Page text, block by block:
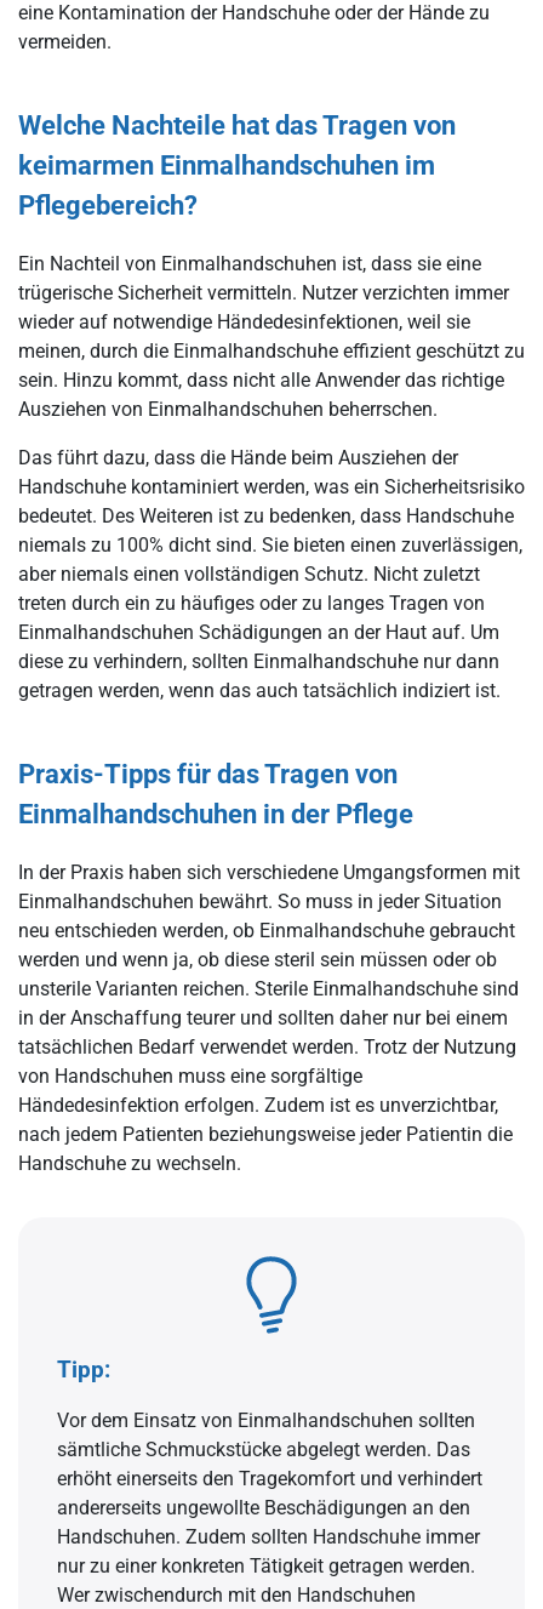
eine Kontamination der Handschuhe oder der Hände zu
vermeiden.
Welche Nachteile hat das Tragen von
keimarmen Einmalhandschuhen im
Pflegebereich?
Ein Nachteil von Einmalhandschuhen ist, dass sie eine
trügerische Sicherheit vermitteln. Nutzer verzichten immer
wieder auf notwendige Händedesinfektionen, weil sie
meinen, durch die Einmalhandschuhe effizient geschützt zu
sein. Hinzu kommt, dass nicht alle Anwender das richtige
Ausziehen von Einmalhandschuhen beherrschen.
Das führt dazu, dass die Hände beim Ausziehen der
Handschuhe kontaminiert werden, was ein Sicherheitsrisiko
bedeutet. Des Weiteren ist zu bedenken, dass Handschuhe
niemals zu 100% dicht sind. Sie bieten einen zuverlässigen,
aber niemals einen vollständigen Schutz. Nicht zuletzt
treten durch ein zu häufiges oder zu langes Tragen von
Einmalhandschuhen Schädigungen an der Haut auf. Um
diese zu verhindern, sollten Einmalhandschuhe nur dann
getragen werden, wenn das auch tatsächlich indiziert ist.
Praxis-Tipps für das Tragen von
Einmalhandschuhen in der Pflege
In der Praxis haben sich verschiedene Umgangsformen mit
Einmalhandschuhen bewährt. So muss in jeder Situation
neu entschieden werden, ob Einmalhandschuhe gebraucht
werden und wenn ja, ob diese steril sein müssen oder ob
unsterile Varianten reichen. Sterile Einmalhandschuhe sind
in der Anschaffung teurer und sollten daher nur bei einem
tatsächlichen Bedarf verwendet werden. Trotz der Nutzung
von Handschuhen muss eine sorgfältige
Händedesinfektion erfolgen. Zudem ist es unverzichtbar,
nach jedem Patienten beziehungsweise jeder Patientin die
Handschuhe zu wechseln.
Tipp:
Vor dem Einsatz von Einmalhandschuhen sollten
sämtliche Schmuckstücke abgelegt werden. Das
erhöht einerseits den Tragekomfort und verhindert
andererseits ungewollte Beschädigungen an den
Handschuhen. Zudem sollten Handschuhe immer
nur zu einer konkreten Tätigkeit getragen werden.
Wer zwischendurch mit den Handschuhen